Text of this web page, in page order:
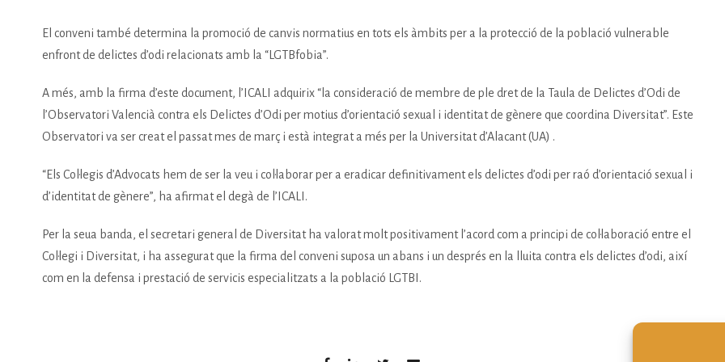
El conveni també determina la promoció de canvis normatius en tots els àmbits per a la protecció de la població vulnerable
enfront de delictes d’odi relacionats amb la “LGTBfobia”.
A més, amb la firma d’este document, l’ICALI adquirix “la consideració de membre de ple dret de la Taula de Delictes d’Odi de
l’Observatori Valencià contra els Delictes d’Odi per motius d’orientació sexual i identitat de gènere que coordina Diversitat”. Este
Observatori va ser creat el passat mes de març i està integrat a més per la Universitat d’Alacant (UA) .
“Els Col·legis d’Advocats hem de ser la veu i col·laborar per a eradicar definitivament els delictes d’odi per raó d’orientació sexual i
d’identitat de gènere”, ha afirmat el degà de l’ICALI.
Per la seua banda, el secretari general de Diversitat ha valorat molt positivament l’acord com a principi de col·laboració entre el
Col·legi i Diversitat, i ha assegurat que la firma del conveni suposa un abans i un després en la lluita contra els delictes d’odi, així
com en la defensa i prestació de servicis especialitzats a la població LGTBI.